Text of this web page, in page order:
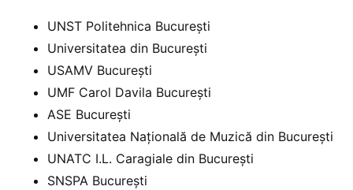
UNST Politehnica București
Universitatea din București
USAMV București
UMF Carol Davila București
ASE București
Universitatea Națională de Muzică din București
UNATC I.L. Caragiale din București
SNSPA București